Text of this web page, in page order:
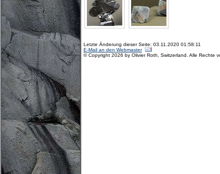
Letzte Änderung dieser Seite: 03.11.2020 01:58:11
E-Mail an den Webmaster
© Copyright 2026 by Olivier Roth, Switzerland. Alle Rechte